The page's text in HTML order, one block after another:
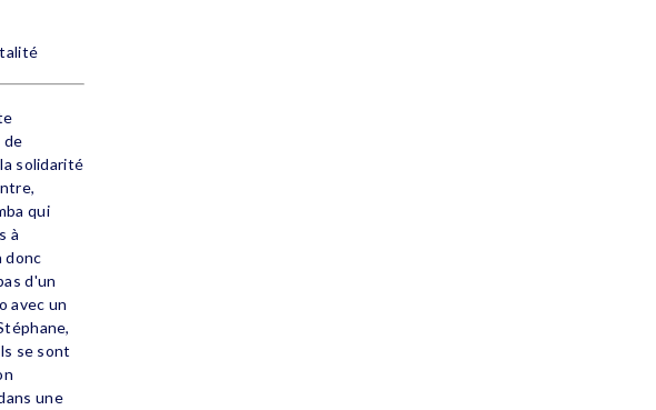
de
solidarité
qui
à
donc
d'un
avec un
se sont
une